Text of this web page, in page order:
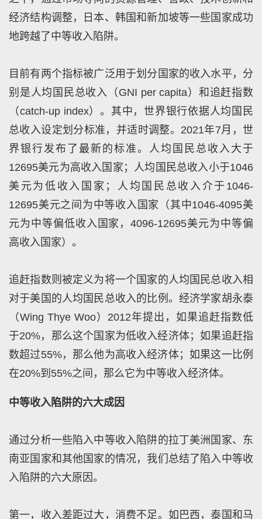
经济结构调整，日本、韩国和新加坡等一些国家成功
地跨越了中等收入陷阱。
目前有两个指标被广泛用于划分国家的收入水平，分
别是人均国民总收入（GNI per capita）和追赶指数
（catch-up index）。其中，世界银行依据人均国民
总收入设定划分标准，并适时调整。2021年7月，世
界银行发布了最新的标准。人均国民总收入大于
12695美元为高收入国家；人均国民总收入小于1046
美元为低收入国家；人均国民总收入介于1046-
12695美元之间为中等收入国家（其中1046-4095美
元为中等偏低收入国家，4096-12695美元为中等偏
高收入国家）。
追赶指数则被定义为将一个国家的人均国民总收入相
对于美国的人均国民总收入的比例。经济学家胡永泰
（Wing Thye Woo）2012年提出，如果追赶指数低
于20%，那么这个国家为低收入经济体；如果追赶指
数超过55%，那么他为高收入经济体；如果这一比例
在20%到55%之间，那么它为中等收入经济体。
中等收入陷阱的六大成因
通过分析一些陷入中等收入陷阱的拉丁美洲国家、东
南亚国家和其他国家的情况，我们总结了陷入中等收
入陷阱的六大原因。
第一，收入差距过大，消费不足。如巴西，泰国和马